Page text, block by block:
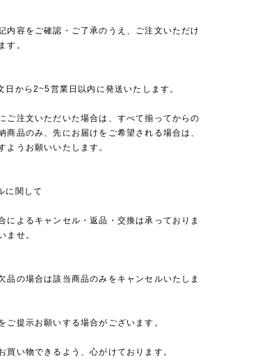
内容をご確認・ご了承のうえ、ご注文いただけ
す。
から2~5営業日以内に発送いたします。
ご注文いただいた場合は、すべて揃ってからの
商品のみ、先にお届けをご希望される場合は、
ようお願いいたします。
に関して
によるキャンセル・返品・交換は承っておりま
ませ。
品の場合は該当商品のみをキャンセルいたしま
ご提示お願いする場合がございます。
買い物できるよう、心がけております。